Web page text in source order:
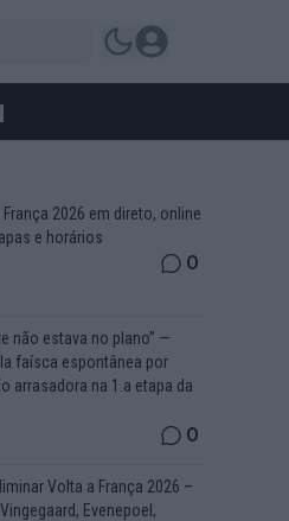
2026 em direto, online
e horários
0
não estava no plano” —
faísca espontânea por
arrasadora na 1.a etapa da
0
Volta a França 2026 –
Evenepoel,